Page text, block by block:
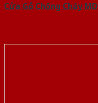
Cửa Gỗ Chống Cháy